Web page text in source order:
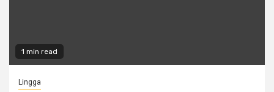
1 min read
Lingga